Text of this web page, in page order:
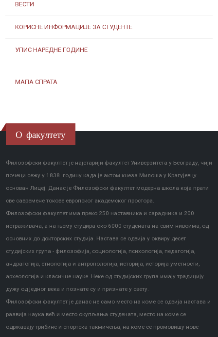
ВЕСТИ
КОРИСНЕ ИНФОРМАЦИЈЕ ЗА СТУДЕНТЕ
УПИС НАРЕДНЕ ГОДИНЕ
МАПА СПРАТА
О факултету
Филозофски факултет је најстарији факултет Универзитета у Београду, чији
почеци сежу у 1838. годину када је актом кнеза Милоша у Крагујевцу
основан Лицеј. Данас је Филозофски факултет модерна школа која прати
све савремене токове европског академског простора.
Филозофски факултет има преко 250 наставника и сарадника и 200
истраживача, а на њему студира око 6000 студената на свим нивоима, од
основних до докторских студија. Настава се одвија у оквиру десет
студијских група - филозофија, социологија, психологија, педагогија,
андрагогија, етнологија и антропологија, историја, историја уметности,
археологија и класичне науке. Неке од студијских група имају традицију
дужу од једног века и познате су и признате у свету.
Филозофски факултет је данас не само место на коме се одвија настава и
развија наука већ и место окупљања студената, место на коме се
одржавају трибине и спортска такмичења, на коме се промовишу нове